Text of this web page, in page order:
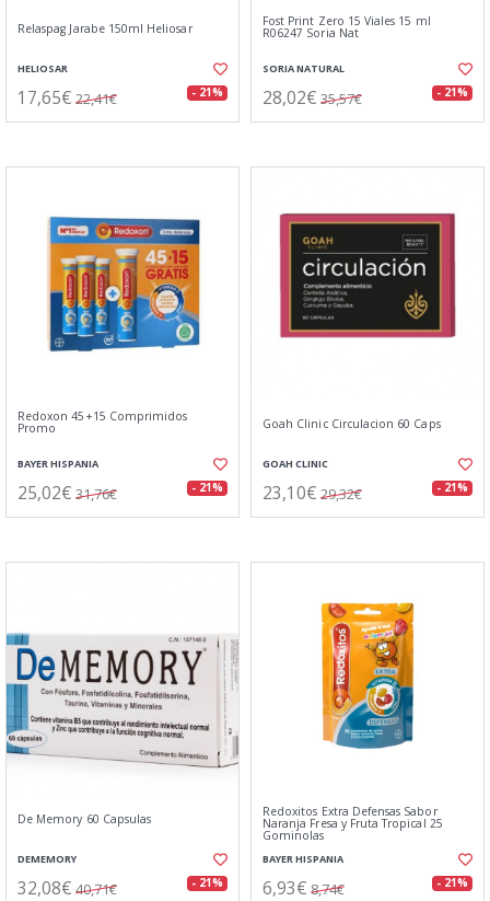
Relaspag Jarabe 150ml Heliosar
HELIOSAR
17,65€ 22,41€ - 21%
Fost Print Zero 15 Viales 15 ml
R06247 Soria Nat
SORIA NATURAL
28,02€ 35,57€ - 21%
Redoxon 45+15 Comprimidos
Promo
BAYER HISPANIA
25,02€ 31,76€ - 21%
Goah Clinic Circulacion 60 Caps
GOAH CLINIC
23,10€ 29,32€ - 21%
De Memory 60 Capsulas
DEMEMORY
32,08€ 40,71€ - 21%
Redoxitos Extra Defensas Sabor
Naranja Fresa y Fruta Tropical 25
Gominolas
BAYER HISPANIA
6,93€ 8,74€ - 21%